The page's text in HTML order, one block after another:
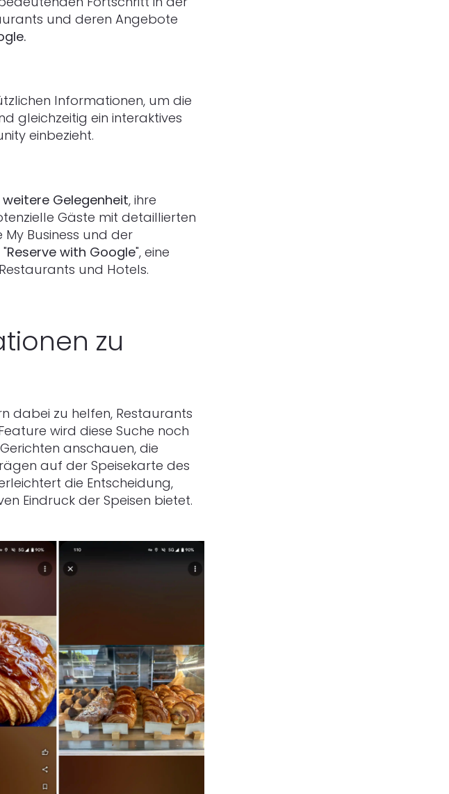
und deren Angebote
Informationen, um die
gleichzeitig ein interaktives
einbezieht.
Gelegenheit, ihre
Gäste mit detaillierten
Business und der
Reserve with Google", eine
und Hotels.
zu
dabei zu helfen, Restaurants
wird diese Suche noch
anschauen, die
auf der Speisekarte des
die Entscheidung,
Eindruck der Speisen bietet.